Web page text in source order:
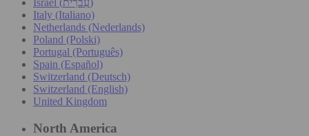
Israel (עִברִית)
Italy (Italiano)
Netherlands (Nederlands)
Poland (Polski)
Portugal (Português)
Spain (Español)
Switzerland (Deutsch)
Switzerland (English)
United Kingdom
North America